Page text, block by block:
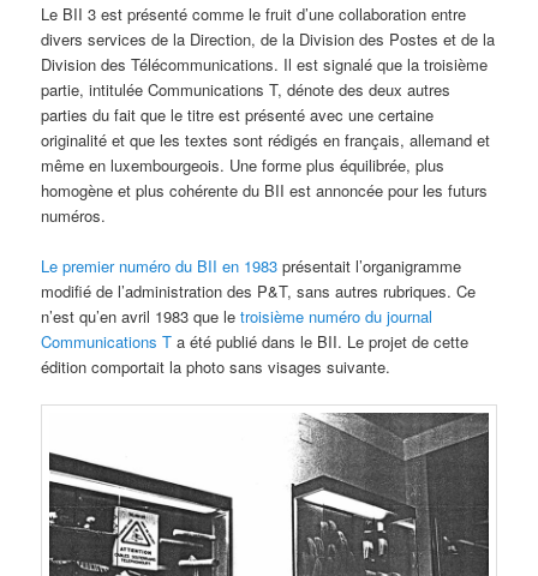
Le BII 3 est présenté comme le fruit d’une collaboration entre
divers services de la Direction, de la Division des Postes et de la
Division des Télécommunications. Il est signalé que la troisième
partie, intitulée Communications T, dénote des deux autres
parties du fait que le titre est présenté avec une certaine
originalité et que les textes sont rédigés en français, allemand et
même en luxembourgeois. Une forme plus équilibrée, plus
homogène et plus cohérente du BII est annoncée pour les futurs
numéros.
Le premier numéro du BII en 1983 présentait l’organigramme
modifié de l’administration des P&T, sans autres rubriques. Ce
n’est qu’en avril 1983 que letroisième numéro du journal
Communications T a été publié dans le BII. Le projet de cette
édition comportait la photo sans visages suivante.